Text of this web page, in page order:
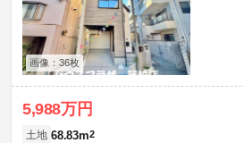
画像：36枚
5,988万円
土地 68.83m2